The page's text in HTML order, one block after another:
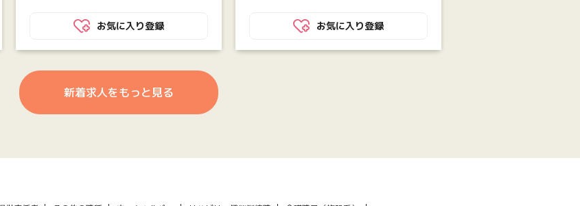
（月4〜6回分含む） ※試用期間あり (3ヶ
月)、試用期間中の労働条件：同条件
お気に入り登録
総支給：209,200円〜251,200円・処遇改
善手当：9,000円・特定処遇改善手当：
9,000円〜18,000円
お気に入り登録
新着求人をもっと見る